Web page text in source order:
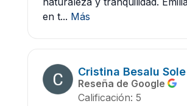
en t... Más
Cristina Besalu Sole
Reseña de Google
Calificación: 5